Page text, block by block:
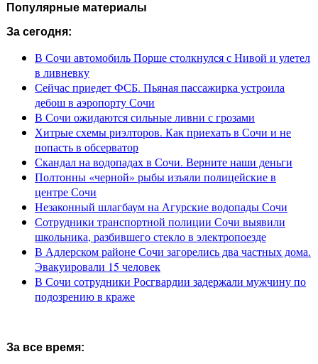
Популярные материалы
За сегодня:
В Сочи автомобиль Порше столкнулся с Нивой и улетел
в ливневку
Сейчас приедет ФСБ. Пьяная пассажирка устроила
дебош в аэропорту Сочи
В Сочи ожидаются сильные ливни с грозами
Хитрые схемы риэлторов. Как приехать в Сочи и не
попасть в обсерватор
Скандал на водопадах в Сочи. Верните наши деньги
Полтонны «черной» рыбы изъяли полицейские в
центре Сочи
Незаконный шлагбаум на Агурские водопады Сочи
Сотрудники транспортной полиции Сочи выявили
школьника, разбившего стекло в электропоезде
В Адлерском районе Сочи загорелись два частных дома.
Эвакуировали 15 человек
В Сочи сотрудники Росгвардии задержали мужчину по
подозрению в краже
За все время: